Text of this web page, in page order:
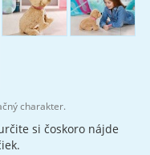
charakter.
si čoskoro nájde